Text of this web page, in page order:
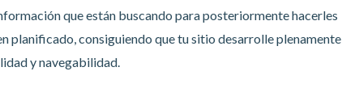
que están buscando para posteriormente hacerles
planificado, consiguiendo que tu sitio desarrolle plenamente
y navegabilidad.